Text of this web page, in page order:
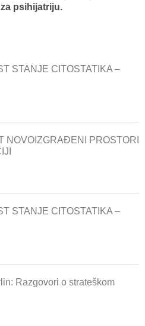
psihijatriju.
STANJE CITOSTATIKA –
NOVOIZGRAĐENI PROSTORI
STANJE CITOSTATIKA –
Razgovori o strateškom